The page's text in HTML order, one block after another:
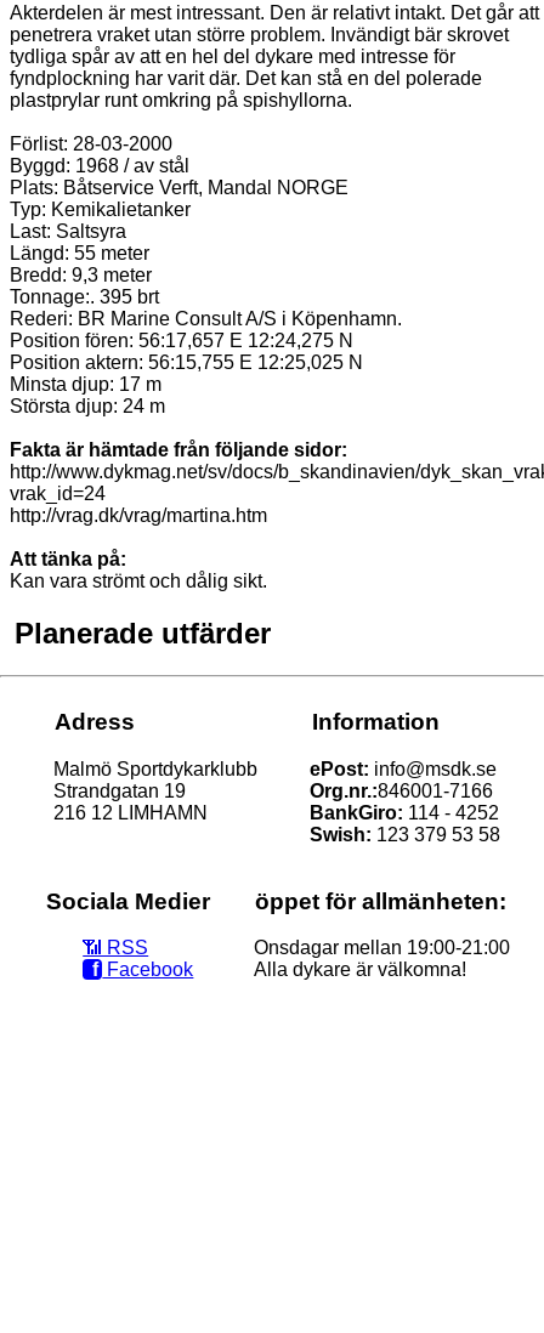
Akterdelen är mest intressant. Den är relativt intakt. Det går att
penetrera vraket utan större problem. Invändigt bär skrovet
tydliga spår av att en hel del dykare med intresse för
fyndplockning har varit där. Det kan stå en del polerade
plastprylar runt omkring på spishyllorna.
Förlist: 28-03-2000
Byggd: 1968 / av stål
Plats: Båtservice Verft, Mandal NORGE
Typ: Kemikalietanker
Last: Saltsyra
Längd: 55 meter
Bredd: 9,3 meter
Tonnage:. 395 brt
Rederi: BR Marine Consult A/S i Köpenhamn.
Position fören: 56:17,657 E 12:24,275 N
Position aktern: 56:15,755 E 12:25,025 N
Minsta djup: 17 m
Största djup: 24 m
Fakta är hämtade från följande sidor:
http://www.dykmag.net/sv/docs/b_skandinavien/
vrak_id=24
http://vrag.dk/vrag/martina.htm
Att tänka på:
Kan vara strömt och dålig sikt.
Planerade utfärder
Adress
Malmö Sportdykarklubb
Strandgatan 19
216 12 LIMHAMN
Information
ePost: info@msdk.se
Org.nr.:846001-7166
BankGiro: 114 - 4252
Swish: 123 379 53 58
Sociala Medier
📶‭ RSS
f Facebook
öppet för allmänheten:
Onsdagar mellan 19:00-21:00
Alla dykare är välkomna!